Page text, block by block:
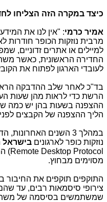
כיצד במקרה הזה הצליחו
אמיר כרמי: "אין לנו את
מרבית נוזקות הכופר חודרות
למיילים או אתרים זדוניים,
החדירה הראשונית, כאשר
לעובדי הארגון לפתוח את
בד"כ לאחר שלב ההדבקה
הרשת כדי לראות מהן שעות
ההצפנה בשעות בהן יש כמה
הליך ההצפנה של הקבצים לפני
במהלך 3 השנים
נוזקות כופר לארגונים בישראל
Remote Desktop Protocol
)
מסוימים מבחוץ.
התוקפים תוקפים את החיבור
צירופי סיסמאות רבים, עד
שמשתמשים בסיסמה של